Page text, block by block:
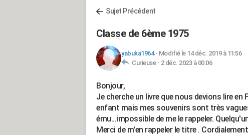
Sujet Précédent
Classe de 6ème 1975
yabuka1964- Modifié le 14 déc. 2019 à 11:56
Curieuse - 2 déc. 2023 à 00:06
Bonjour,
Je cherche un livre que nous devions lire
enfant mais mes souvenirs sont très
ému...impossible de me le rappeler.
Merci de m'en rappeler le titre . Cordialement